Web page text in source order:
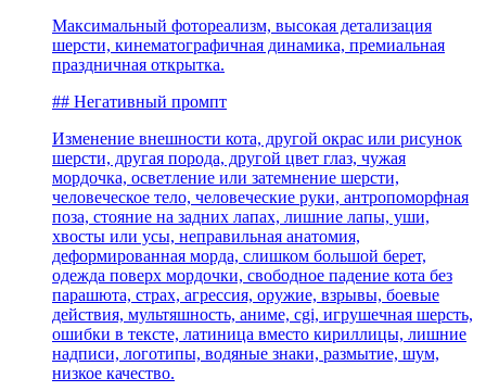
Максимальный фотореализм, высокая детализация
шерсти, кинематографичная динамика, премиальная
праздничная открытка.
## Негативный промпт
Изменение внешности кота, другой окрас или рисунок
шерсти, другая порода, другой цвет глаз, чужая
мордочка, осветление или затемнение шерсти,
человеческое тело, человеческие руки, антропоморфная
поза, стояние на задних лапах, лишние лапы, уши,
хвосты или усы, неправильная анатомия,
деформированная морда, слишком большой берет,
одежда поверх мордочки, свободное падение кота без
парашюта, страх, агрессия, оружие, взрывы, боевые
действия, мультяшность, аниме, cgi, игрушечная шерсть,
ошибки в тексте, латиница вместо кириллицы, лишние
надписи, логотипы, водяные знаки, размытие, шум,
низкое качество.